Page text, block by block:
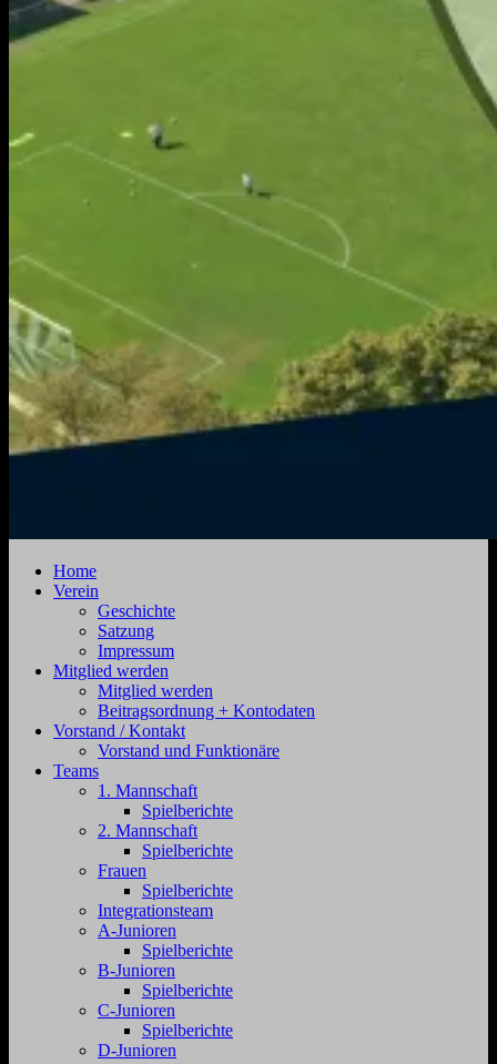
Zehdenick
Jahnstraße
Zehdenick
Home
Verein
Geschichte
Satzung
Impressum
Mitglied werden
Mitglied werden
Beitragsordnung + Kontodaten
Vorstand / Kontakt
Vorstand und Funktionäre
Teams
1. Mannschaft
Spielberichte
2. Mannschaft
Spielberichte
Frauen
Spielberichte
Integrationsteam
A-Junioren
Spielberichte
B-Junioren
Spielberichte
C-Junioren
Spielberichte
D-Junioren